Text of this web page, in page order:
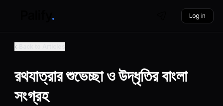
Log in
রথযাত্রার শুভেচ্ছা ও উদ্ধৃতির বাংলা
সংগ্রহ